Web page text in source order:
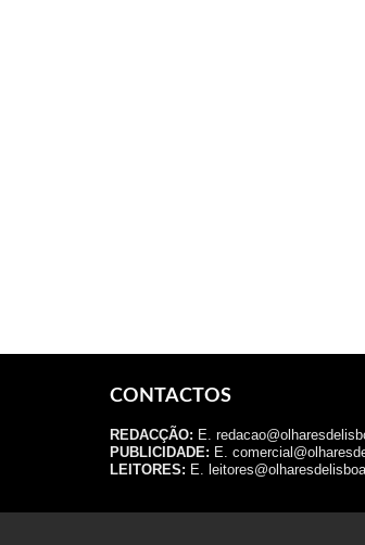
CONTACTOS
REDACÇÃO: E.
PUBLICIDADE: E.
LEITORES: E.